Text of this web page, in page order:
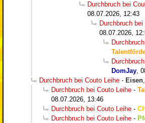
Durchbruch bei
08.07.2026, 12:43
Durchbruch
08.07.2026,
DomJay,
Durchbruch bei Couto Leihe - Eisen,
Durchbruch bei Couto Leihe -
08.07.2026, 13:46
Durchbruch bei Couto Leihe -
Durchbruch bei Couto Leihe -